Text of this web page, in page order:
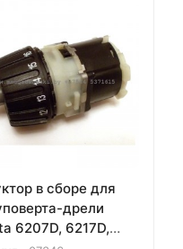
в сборе для
дрели
6207D, 6217D,